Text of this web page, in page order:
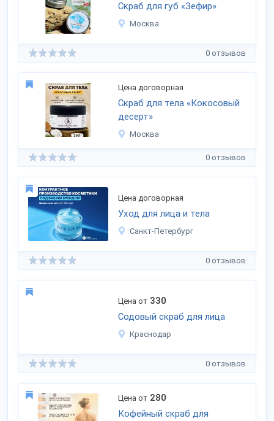
Скраб для губ «Зефир»
Москва
0 отзывов
Цена договорная
Скраб для тела «Кокосовый
десерт»
Москва
0 отзывов
Цена договорная
Уход для лица и тела
Санкт-Петербург
0 отзывов
Цена от 330
Содовый скраб для лица
Краснодар
0 отзывов
Цена от 280
Кофейный скраб для